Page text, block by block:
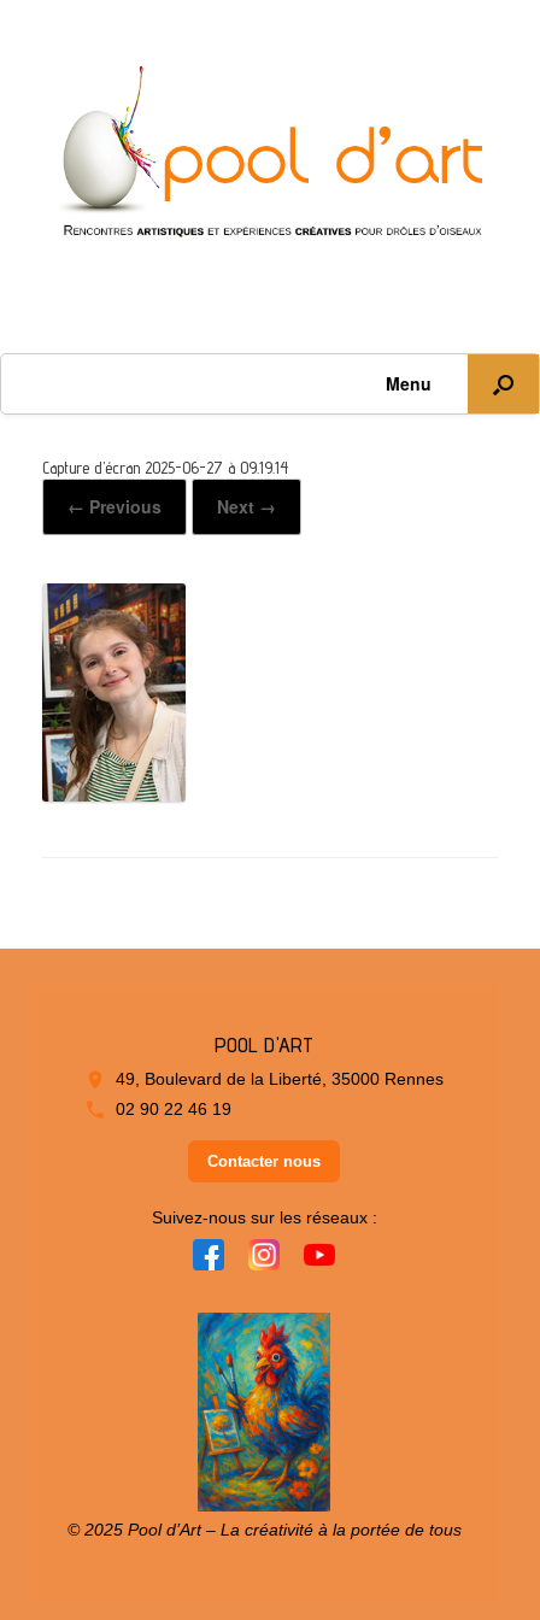
Menu
Capture d’écran 2025-06-27 à 09.19.14
← Previous Next →
POOL D'ART
49, Boulevard de la Liberté, 35000 Rennes
02 90 22 46 19
Contacter nous
Suivez-nous sur les réseaux :
© 2025 Pool d’Art – La créativité à la portée de tous